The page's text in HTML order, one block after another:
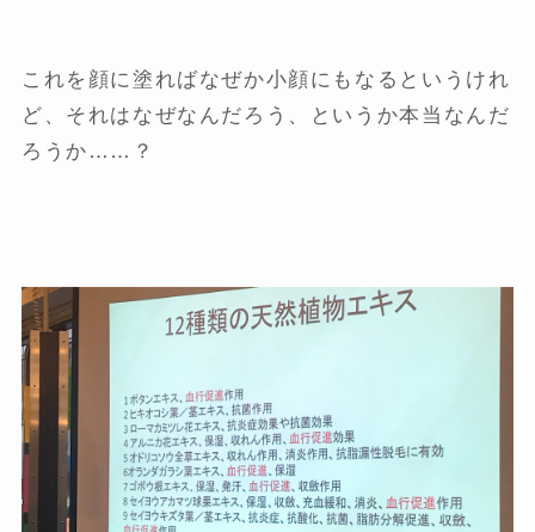
これを顔に塗ればなぜか小顔にもなるというけれ
ど、それはなぜなんだろう、というか本当なんだ
ろうか……？